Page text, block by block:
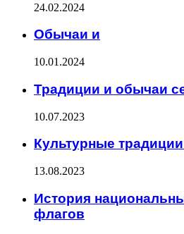
24.02.2024
Обычаи и
10.01.2024
Традиции и обычаи
10.07.2023
Культурные
13.08.2023
История
флагов